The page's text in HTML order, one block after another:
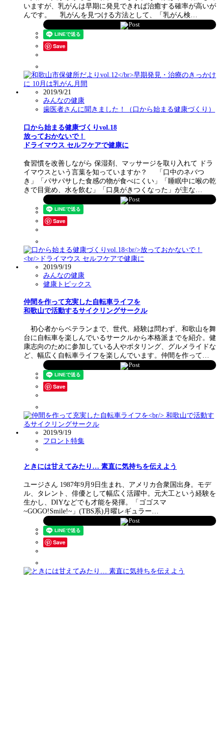
いますが、乳がんは早期に発見できれば治癒する確率が高いが
んです。 乳がんを見つける方法として、「乳がん検…
Post
Save
2019/9/21
みんなの健康
歯医者さんに聞きました！（口から始まる健康づくり）
口から始まる健康づくりvol.18
放っておかないで！
ドライマウス セルフケアで健康に
食習慣を改善しながら 保湿剤、マッサージを取り入れて ドラ
イマウスという言葉を知っていますか？ 「口中のネバつ
き」「パサパサした食感の物が食べにくい」「睡眠中に喉の乾
きで目覚め、水を飲む」「口臭がきつくなった」が主な…
Post
Save
2019/9/19
みんなの健康
健康トピックス
仲間を作って充実した自転車ライフを
和歌山で活動するサイクリングサークル
初心者からベテランまで、世代、経験は問わず、和歌山を舞
台に自転車を楽しんでいるサークルから本格派までを紹介。健
康志向のために参加している人やポタリング、グルメライドな
ど、幅広く自転車ライフを楽しんでいます。仲間を作って…
Post
Save
2019/9/19
フロント特集
ときには甘えてみたり… 素直に気持ちを伝えよう
ユージさん 1987年9月9日生まれ、アメリカ合衆国出身。モデ
ル、タレント、俳優として幅広く活躍中。元大工という経験を
生かし、DIYなどでも才能を発揮。「ゴゴスマ
~GOGO!Smile!~」(TBS系)月曜レギュラー…
Post
Save